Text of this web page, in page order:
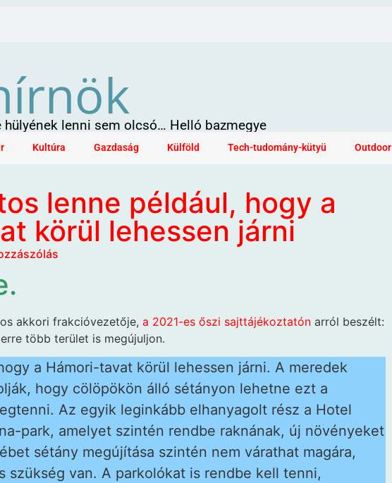
lenni sem olcsó… Helló bazmegye
Kultúra Gazdaság Külföld Tech-tudomány-kütyü Outdoor
lenne például, hogy a
körül lehessen járni
akkori frakcióvezetője, a 2021-es őszi sajttájékoztatón arról beszélt:
több terület is megújuljon.
a Hámori-tavat körül lehessen járni. A meredek
hogy cölöpökön álló sétányon lehetne ezt a
Az egyik leginkább elhanyagolt rész a Hotel
park, amelyet szintén rendbe raknának, új növényeket
sétány megújítása szintén nem várathat magára,
szükség van. A parkolókat is rendbe kell tenni,